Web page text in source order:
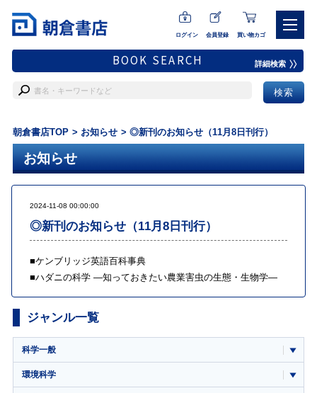
ログイン 会員登録 買い物カゴ
BOOK SEARCH 詳細検索
朝倉書店TOP お知らせ ◎新刊のお知らせ（11月8日刊行）
お知らせ
2024-11-08 00:00:00
◎新刊のお知らせ（11月8日刊行）
■ケンブリッジ英語百科事典
■ハダニの科学 ―知っておきたい農業害虫の生態・生物学―
ジャンル一覧
科学一般
環境科学